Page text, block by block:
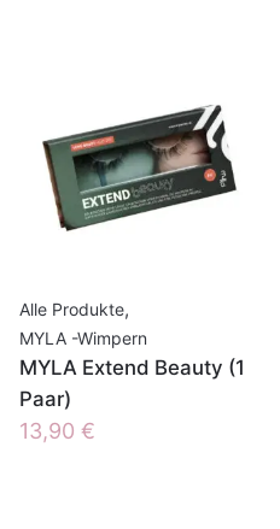
Alle Produkte,
MYLA -Wimpern
MYLA Extend Beauty (1
Paar)
13,90 €